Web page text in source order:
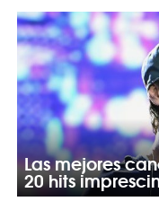
Las mejores
20 hits